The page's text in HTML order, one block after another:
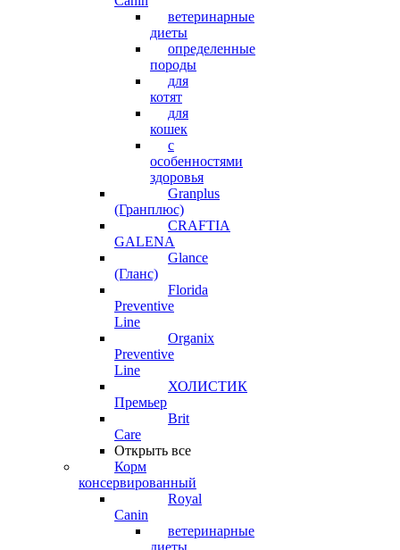
ветеринарные
диеты
определенные
породы
для
котят
для
кошек
с
особенностями
здоровья
Granplus
(Гранплюс)
CRAFTIA
GALENA
Glance
(Гланс)
Florida
Preventive
Line
Organix
Preventive
Line
ХОЛИСТИК
Премьер
Brit
Care
Открыть все
Корм
консервированный
Royal
Canin
ветеринарные